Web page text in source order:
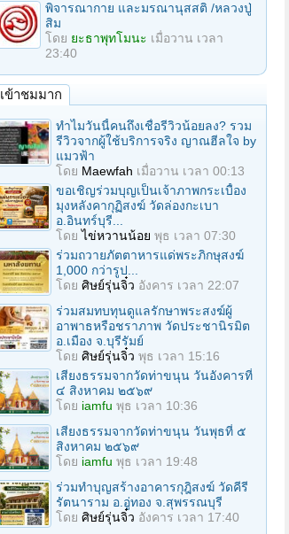
พิจารณากาย และมรณานุสสติ /หลวงปู่
สิม
โดย ยะธาพุทโมนะ เมื่อวาน เวลา
23:40
เข้าชมมาก
ทำไมวันนี้คนถึงเชื่อรีวิวน้อยลง? รวม
รีวิวจากผู้ใช้บริการจริง ญาณฮีลใจ by
แมวฟ้า
โดย Maewfah เมื่อวาน เวลา 00:13
ขอเชิญร่วมบุญเป็นเจ้าภาพกระเบื้อง
มุงหลังคากุฏิสงฆ์ วัดล่องกะเบา
อ.อินทร์บุรี...
โดยไข่หวานน้อย พุธ เวลา 07:30
ร่วมถวายภัตตาหารแด่พระภิกษุสงฆ์
1,000 กว่ารูป...
โดย ศิษย์รุ่นจิ๋ว อังคาร เวลา 22:07
ร่วมสมทบทุนดูแลรักษาพระสงฆ์ผู้
อาพาธหรือชราภาพ วัดประชานิรมิต
อ.เมือง จ.บุรีรัมย์
โดย ศิษย์รุ่นจิ๋ว พุธ เวลา 15:16
เสียงธรรมจากวัดท่าขนุน วันอังคารที่
๔ สิงหาคม ๒๕๖๙
โดย iamfu พุธ เวลา 10:36
เสียงธรรมจากวัดท่าขนุน วันพุธที่ ๕
สิงหาคม ๒๕๖๙
โดย iamfu พุธ เวลา 19:48
ร่วมทำบุญสร้างอาคารกุฎิสงฆ์ วัดคีรี
รัตนาราม อ.อู่ทอง จ.สุพรรณบุรี
โดย ศิษย์รุ่นจิ๋ว อังคาร เวลา 17:40